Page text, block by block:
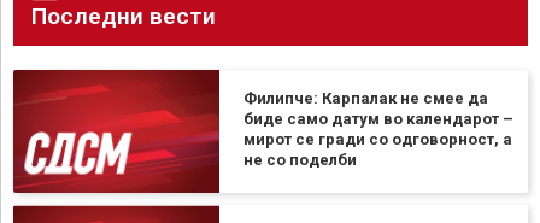
Последни вести
Филипче: Карпалак не смее да
биде само датум во календарот –
мирот се гради со одговорност, а
не со поделби